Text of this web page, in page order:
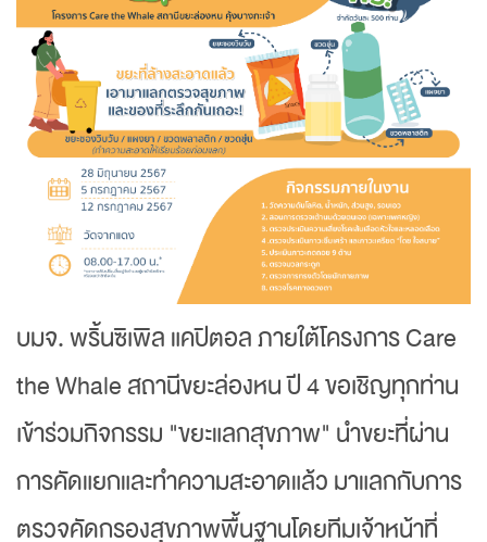
บมจ. พริ้นซิเพิล แคปิตอล ภายใต้โครงการ Care
the Whale สถานีขยะล่องหน ปี 4 ขอเชิญทุกท่าน
เข้าร่วมกิจกรรม "ขยะแลกสุขภาพ" นำขยะที่ผ่าน
การคัดแยกและทำความสะอาดแล้ว มาแลกกับการ
ตรวจคัดกรองสุขภาพพื้นฐานโดยทีมเจ้าหน้าที่